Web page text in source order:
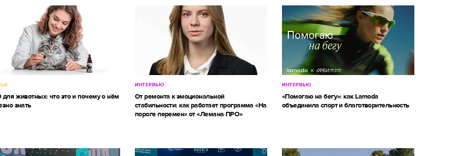
для животных: что это и почему о нём
знать
ИНТЕРВЬЮ
От ремонта к эмоциональной
стабильности: как работает программа «На
пороге перемен» от «Лемана ПРО»
ИНТЕРВЬЮ
«Помогаю на бегу»: как Lamoda
объединила спорт и благотворительность